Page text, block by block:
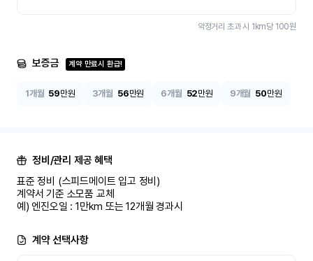
약정거리 초과 시 1km당 100원
보증금 계약 만료시 환급!
1개월 59만원 3개월 56만원 6개월 52만원 9개월 50만원
정비/관리 제공 혜택
표준 정비 (스피드메이트 입고 정비)
계약서 기준 소모품 교체
예) 엔진오일 : 1만km 또는 12개월 경과시
계약 선택사항